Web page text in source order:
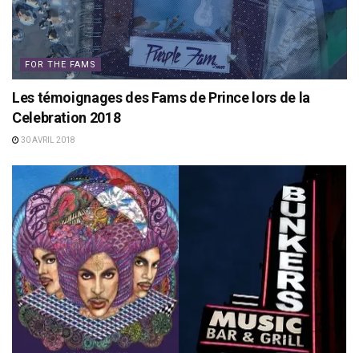
FOR THE FAMS
Les témoignages des Fams de Prince lors de la
Celebration 2018
30 AVRIL 2018